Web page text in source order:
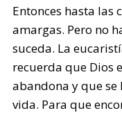
Entonces hasta las
amargas. Pero no
suceda. La
recuerda que Dios
abandona y que
vida. Para que